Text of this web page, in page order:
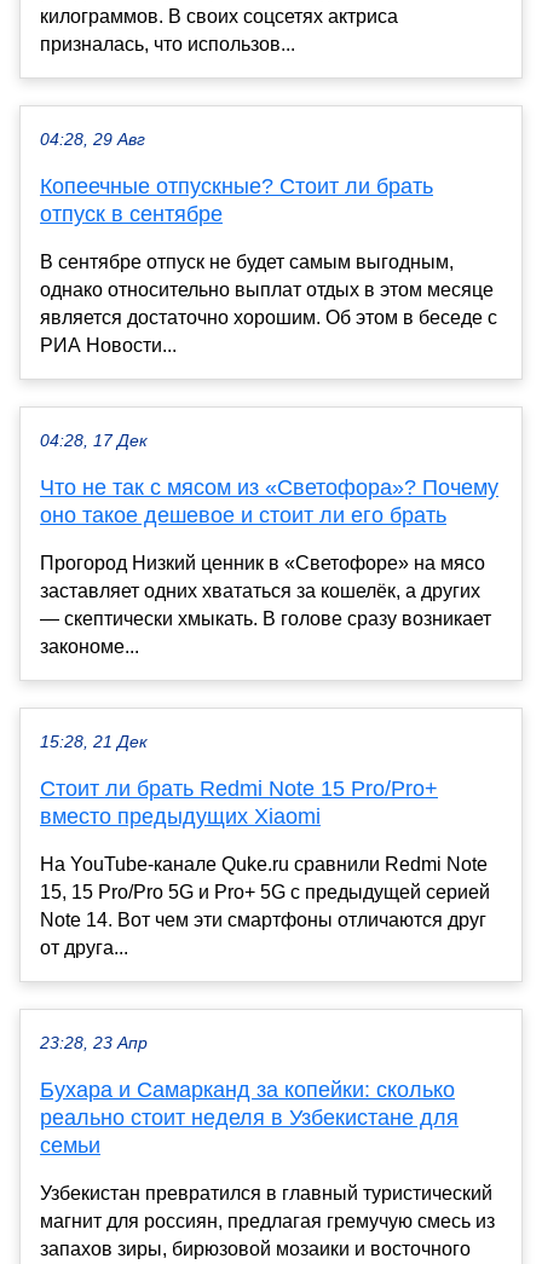
килограммов. В своих соцсетях актриса
призналась, что использов...
04:28, 29 Авг
Копеечные отпускные? Стоит ли брать
отпуск в сентябре
В сентябре отпуск не будет самым выгодным,
однако относительно выплат отдых в этом месяце
является достаточно хорошим. Об этом в беседе с
РИА Новости...
04:28, 17 Дек
Что не так с мясом из «Светофора»? Почему
оно такое дешевое и стоит ли его брать
Прогород Низкий ценник в «Светофоре» на мясо
заставляет одних хвататься за кошелёк, а других
— скептически хмыкать. В голове сразу возникает
закономе...
15:28, 21 Дек
Стоит ли брать Redmi Note 15 Pro/Pro+
вместо предыдущих Xiaomi
На YouTube-канале Quke.ru сравнили Redmi Note
15, 15 Pro/Pro 5G и Pro+ 5G с предыдущей серией
Note 14. Вот чем эти смартфоны отличаются друг
от друга...
23:28, 23 Апр
Бухара и Самарканд за копейки: сколько
реально стоит неделя в Узбекистане для
семьи
Узбекистан превратился в главный туристический
магнит для россиян, предлагая гремучую смесь из
запахов зиры, бирюзовой мозаики и восточного